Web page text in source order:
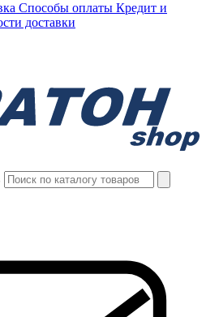
Способы оплаты Кредит и
доставки